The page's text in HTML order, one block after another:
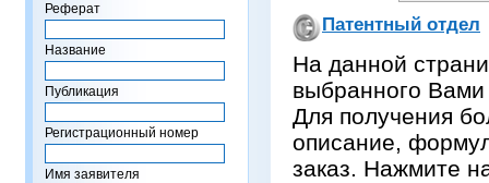
Реферат
Название
Публикация
Регистрационный номер
Имя заявителя
Патентный отдел
На данной
выбранного Вами
Для получения
описание,
заказ. Нажмите